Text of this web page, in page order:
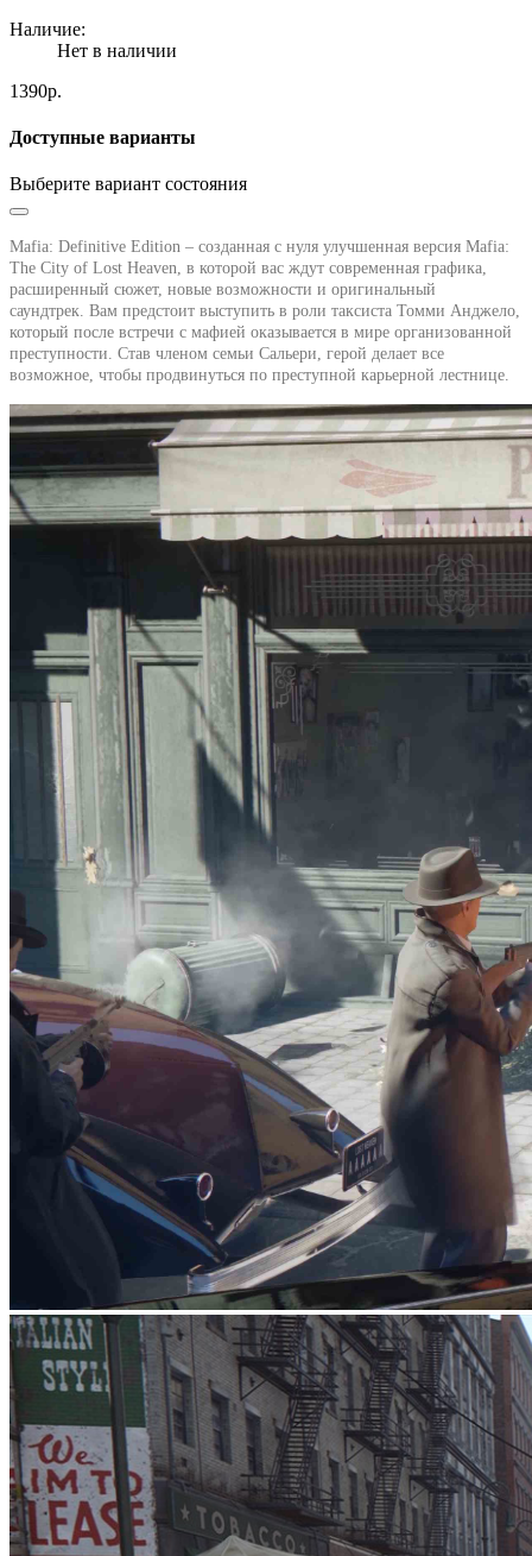
Наличие:
Нет в наличии
1390р.
Доступные варианты
Выберите вариант состояния
Mafia: Definitive Edition – созданная с нуля улучшенная версия Mafia:
The City of Lost Heaven, в которой вас ждут современная графика,
расширенный сюжет, новые возможности и оригинальный
саундтрек. Вам предстоит выступить в роли таксиста Томми Анджело,
который после встречи с мафией оказывается в мире организованной
преступности. Став членом семьи Сальери, герой делает все
возможное, чтобы продвинуться по преступной карьерной лестнице.